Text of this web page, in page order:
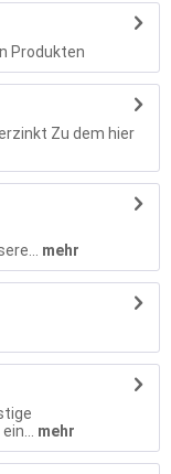
Produkten
Zu dem hier
mehr
mehr